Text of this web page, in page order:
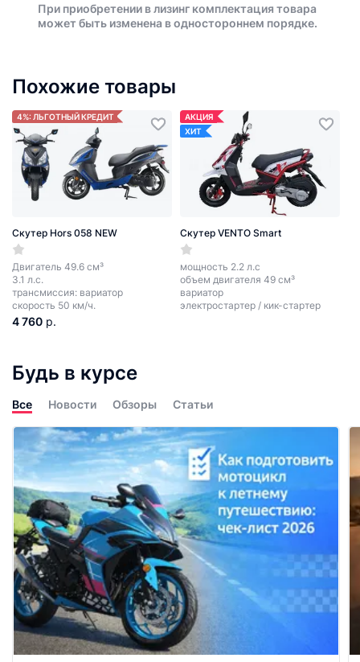
При приобретении в лизинг комплектация товара
может быть изменена в одностороннем порядке.
Похожие товары
4%: ЛЬГОТНЫЙ КРЕДИТ
Скутер Hors 058 NEW
Двигатель 49.6 см³
3.1 л.с.
трансмиссия: вариатор
скорость 50 км/ч.
4 760 р.
АКЦИЯ
ХИТ
Скутер VENTO Smart
мощность 2.2 л.с
объем двигателя 49 см³
вариатор
электростартер / кик-стартер
Будь в курсе
Все Новости Обзоры Статьи